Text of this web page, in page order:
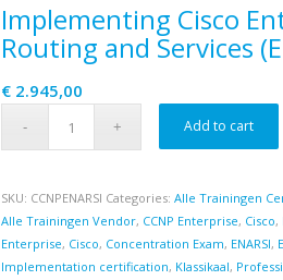
Implementing Cisco
Routing and Services
€2.945,00
Add to cart
SKU: CCNPENARSI Categories: Alle Trainingen
Alle Trainingen Vendor, CCNP Enterprise, Cisco,
Enterprise, Cisco, Concentration Exam, ENARSI,
Implementation certification, Klassikaal,